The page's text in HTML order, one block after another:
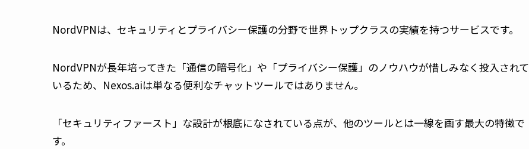
NordVPNは、セキュリティとプライバシー保護の分野で世界トップクラスの実績を持つサービスです。
NordVPNが長年培ってきた「通信の暗号化」や「プライバシー保護」のノウハウが惜しみなく投入されて
いるため、Nexos.aiは単なる便利なチャットツールではありません。
「セキュリティファースト」な設計が根底になされている点が、他のツールとは一線を画す最大の特徴で
す。